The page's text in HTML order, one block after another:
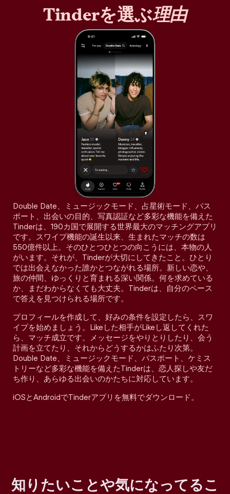
Tinderを選ぶ理由
Double Date、ミュージックモード、占星術モード、パス
ポート、出会いの目的、写真認証など多彩な機能を備えた
Tinderは、190カ国で展開する世界最大のマッチングアプリ
です。スワイプ機能の誕生以来、生まれたマッチの数は
550億件以上。そのひとつひとつの向こうには、本物の人
がいます。それが、Tinderが大切にしてきたこと。ひとり
では出会えなかった誰かとつながれる場所。新しい恋や、
旅の仲間、ゆっくりと育まれる深い関係。何を求めている
か、まだわからなくても大丈夫。Tinderは、自分のペース
で答えを見つけられる場所です。
プロフィールを作成して、好みの条件を設定したら、スワ
イプを始めましょう。Likeした相手がLikeし返してくれた
ら、マッチ成立です。メッセージをやりとりしたり、会う
計画を立てたり、それからどうするかはふたり次第。
Double Date、ミュージックモード、パスポート、ケミス
トリーなど多彩な機能を備えたTinderは、恋人探しや友だ
ち作り、あらゆる出会いのかたちに対応しています。
iOSとAndroidでTinderアプリを無料でダウンロード。
知りたいことや気になってるこ